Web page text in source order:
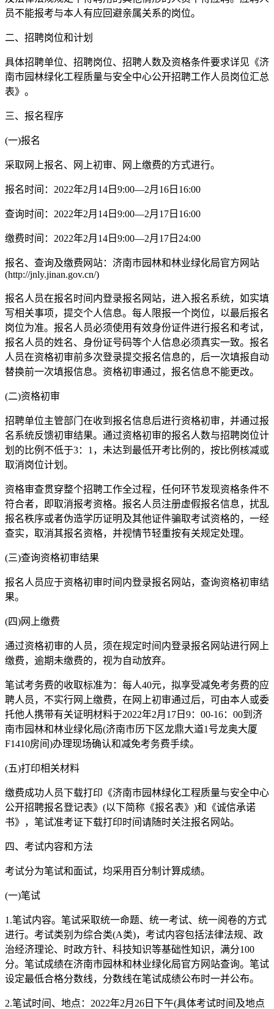
员不能报考与本人有应回避亲属关系的岗位。
二、招聘岗位和计划
具体招聘单位、招聘岗位、招聘人数及资格条件要求详见《济
南市园林绿化工程质量与安全中心公开招聘工作人员岗位汇总
表》。
三、报名程序
(一)报名
采取网上报名、网上初审、网上缴费的方式进行。
报名时间：2022年2月14日9:00—2月16日16:00
查询时间：2022年2月14日9:00—2月17日16:00
缴费时间：2022年2月14日9:00—2月17日24:00
报名、查询及缴费网站：济南市园林和林业绿化局官方网站
(http://jnly.jinan.gov.cn/)
报名人员在报名时间内登录报名网站，进入报名系统，如实填
写相关事项，提交个人信息。每人限报一个岗位，以最后报名
岗位为准。报名人员必须使用有效身份证件进行报名和考试，
报名人员的姓名、身份证号码等个人信息必须真实一致。报名
人员在资格初审前多次登录提交报名信息的，后一次填报自动
替换前一次填报信息。资格初审通过，报名信息不能更改。
(二)资格初审
招聘单位主管部门在收到报名信息后进行资格初审，并通过报
名系统反馈初审结果。通过资格初审的报名人数与招聘岗位计
划的比例不低于3：1，未达到最低开考比例的，按比例核减或
取消岗位计划。
资格审查贯穿整个招聘工作全过程，任何环节发现资格条件不
符合者，即取消报考资格。报名人员注册虚假报名信息，扰乱
报名秩序或者伪造学历证明及其他证件骗取考试资格的，一经
查实，取消其报名资格，并视情节轻重按有关规定处理。
(三)查询资格初审结果
报名人员应于资格初审时间内登录报名网站，查询资格初审结
果。
(四)网上缴费
通过资格初审的人员，须在规定时间内登录报名网站进行网上
缴费，逾期未缴费的，视为自动放弃。
笔试考务费的收取标准为：每人40元，拟享受减免考务费的应
聘人员，不实行网上缴费，在网上初审通过后，可由本人或委
托他人携带有关证明材料于2022年2月17日9：00-16：00到济
南市园林和林业绿化局(济南市历下区龙鼎大道1号龙奥大厦
F1410房间)办理现场确认和减免考务费手续。
(五)打印相关材料
缴费成功人员下载打印《济南市园林绿化工程质量与安全中心
公开招聘报名登记表》(以下简称《报名表》)和《诚信承诺
书》，笔试准考证下载打印时间请随时关注报名网站。
四、考试内容和方法
考试分为笔试和面试，均采用百分制计算成绩。
(一)笔试
1.笔试内容。笔试采取统一命题、统一考试、统一阅卷的方式
进行。考试类别为综合类(A类)，考试内容包括法律法规、政
治经济理论、时政方针、科技知识等基础性知识，满分100
分。笔试成绩在济南市园林和林业绿化局官方网站查询。笔试
设定最低合格分数线，分数线在笔试成绩公布时一并公布。
2.笔试时间、地点：2022年2月26日下午(具体考试时间及地点